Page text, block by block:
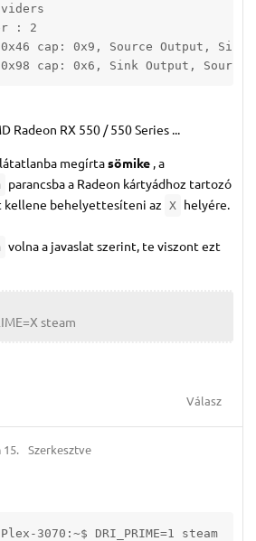
: 2
cap: 0x9, Source Output,
cap: 0x6, Sink Output, Source
Radeon RX 550 / 550 Series ...
megírtasömike , a
parancsba a Radeon kártyádhoz tartozó
kellene behelyettesíteni az X helyére.
volna a javaslat szerint, te viszont ezt
steam
Válasz
15. Szerkesztve
3070:~$ DRI_PRIME=1 steam